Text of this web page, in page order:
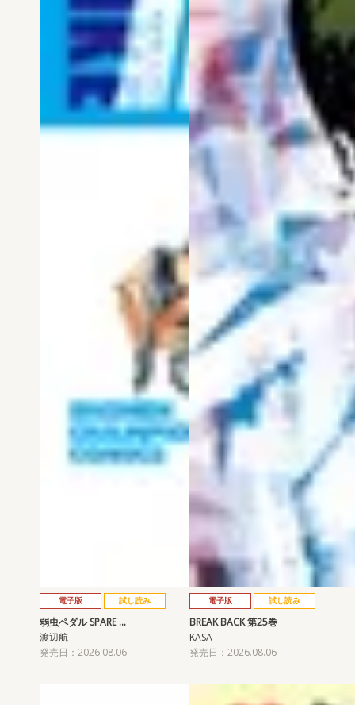
電子版 試し読み
弱虫ペダル SPARE …
渡辺航
発売日：2026.08.06
電子版 試し読み
BREAK BACK 第25巻
KASA
発売日：2026.08.06